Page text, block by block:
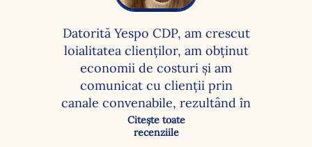
Citește toate
recenziile
Datorită Yespo CDP, am crescut
loialitatea clienților, am obținut
economii de costuri și am
comunicat cu clienții prin
canale convenabile, rezultând în
mai multe clicuri, reveniri și
achiziții. Cu funcționalitatea